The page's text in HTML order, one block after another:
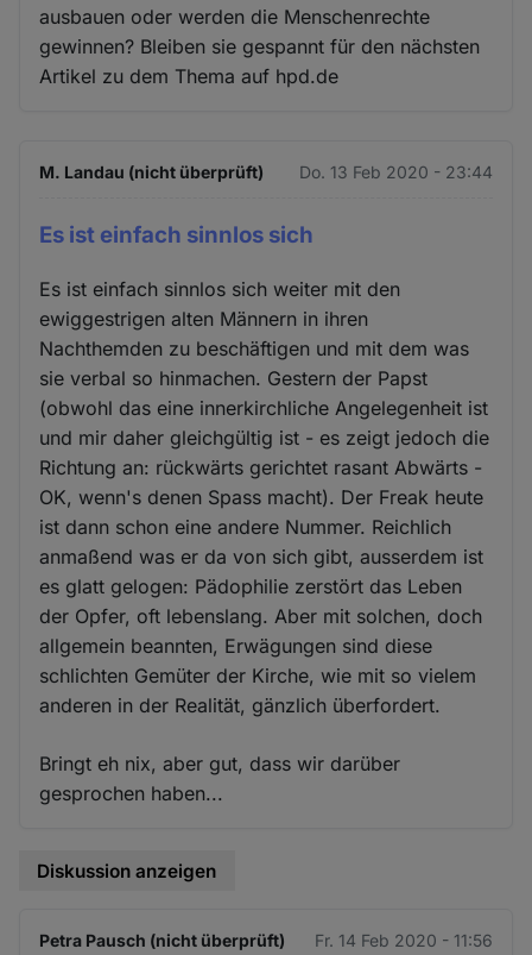
ausbauen oder werden die Menschenrechte
gewinnen? Bleiben sie gespannt für den nächsten
Artikel zu dem Thema auf hpd.de
M. Landau (nicht überprüft) Do. 13 Feb 2020 - 23:44
Es ist einfach sinnlos sich
Es ist einfach sinnlos sich weiter mit den
ewiggestrigen alten Männern in ihren
Nachthemden zu beschäftigen und mit dem was
sie verbal so hinmachen. Gestern der Papst
(obwohl das eine innerkirchliche Angelegenheit ist
und mir daher gleichgültig ist - es zeigt jedoch die
Richtung an: rückwärts gerichtet rasant Abwärts -
OK, wenn's denen Spass macht). Der Freak heute
ist dann schon eine andere Nummer. Reichlich
anmaßend was er da von sich gibt, ausserdem ist
es glatt gelogen: Pädophilie zerstört das Leben
der Opfer, oft lebenslang. Aber mit solchen, doch
allgemein beannten, Erwägungen sind diese
schlichten Gemüter der Kirche, wie mit so vielem
anderen in der Realität, gänzlich überfordert.
Bringt eh nix, aber gut, dass wir darüber
gesprochen haben...
Diskussion anzeigen
Petra Pausch (nicht überprüft) Fr. 14 Feb 2020 - 11:56